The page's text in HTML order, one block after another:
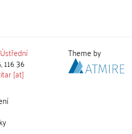
Ústřední
36
[at]
Theme by